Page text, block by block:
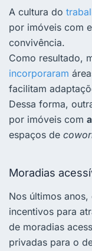
A cultura do
por imóveis com
convivência.
Como resultado,
incorporaram
facilitam
Dessa forma,
por imóveis com
espaços de
Moradias
Nos últimos
incentivos para
de moradias
privadas para o